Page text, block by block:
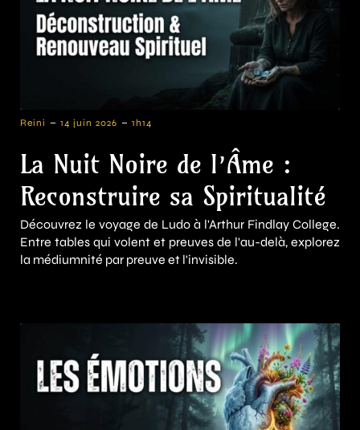
Reini - 14 juin 2026 - 1h14
La Nuit Noire de l’Âme :
Reconstruire sa Spiritualité
Découvrez le voyage de Ludo à l'Arthur Findlay College.
Entre tables qui volent et preuves de l'au-delà, explorez
la médiumnité par preuve et l'invisible.